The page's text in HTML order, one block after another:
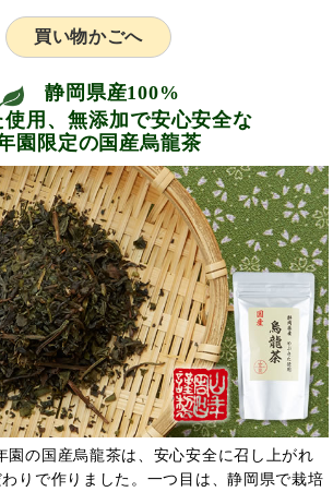
買い物かごへ
静岡県産100%
使用、無添加で安心安全な
園限定の国産烏龍茶
園の国産烏龍茶は、安心安全に召し上がれ
りで作りました。一つ目は、静岡県で栽培